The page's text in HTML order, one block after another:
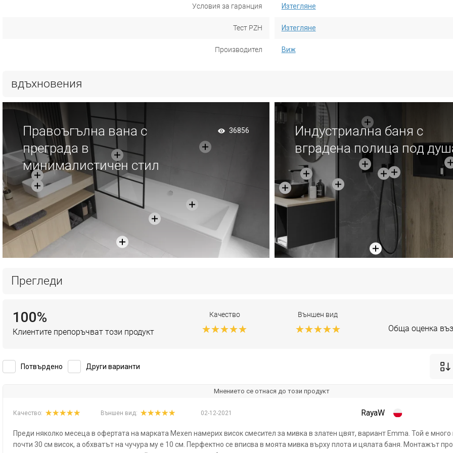
Условия за гаранция Изтегляне
Тест PZH Изтегляне
Производител Виж
вдъхновения
Правоъгълна вана с
преграда в
минималистичен стил
36856
Индустриална баня с
вградена полица под
Прегледи
100%
Клиентите препоръчват този продукт
Качество Външен вид
Обща оценка
Потвърдено Други варианти
Мнението се отнася до този продукт
RayaW
02-12-2021
Качество: Външен вид:
Преди няколко месеца в офертата на марката Mexen намерих висок смесител за мивка в златен цвят, вариант Emma. Той е
почти 30 см висок, а обхватът на чучура му е 10 см. Перфектно се вписва в моята мивка върху плота и цялата баня. Монтажът